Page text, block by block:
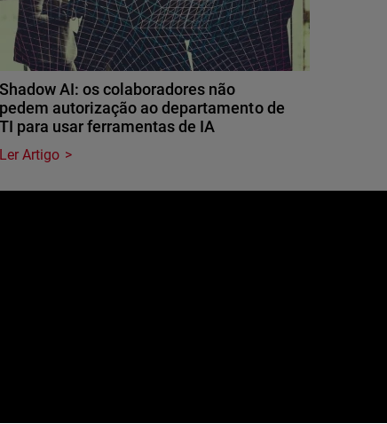
Shadow AI: os colaboradores não
pedem autorização ao departamento de
TI para usar ferramentas de IA
Ler Artigo